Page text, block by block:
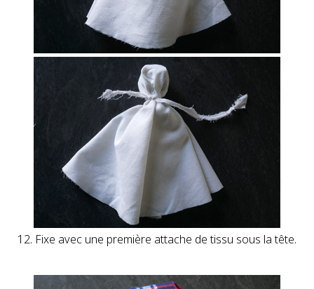
12. Fixe avec une première attache de tissu sous la tête.